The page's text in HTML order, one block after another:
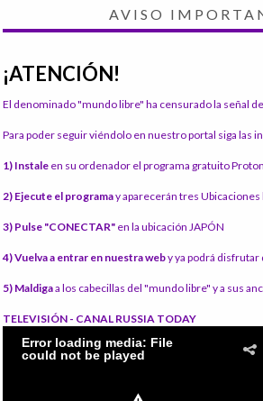
AVISO
¡ATENCIÓN!
El denominado "mundo libre" ha censurado la señal
Para poder seguir viéndolo en nuestro portal siga las
1) Instale en su ordenador el programa gratuito
2) Ejecute el programay aparecerán tres
3) Pulse "CONECTAR" en la ubicación JAPÓN
4) Vuelva a entrar en nuestra weby ya podrá disfrutar
5) Maldigaa los cabecillas del "mundo libre" y a sus
TELEVISIÓN - CANAL RUSSIA TODAY